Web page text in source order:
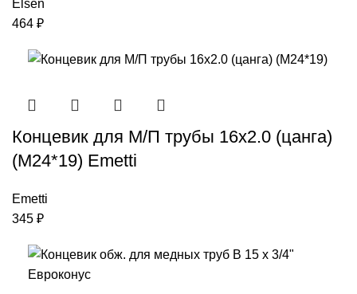
Elsen
464 ₽
Концевик для М/П трубы 16х2.0 (цанга)
(М24*19) Emetti
Emetti
345 ₽